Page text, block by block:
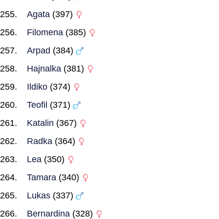
Agata (397)
Filomena (385)
Arpad (384)
Hajnalka (381)
Ildiko (374)
Teofil (371)
Katalin (367)
Radka (364)
Lea (350)
Tamara (340)
Lukas (337)
Bernardina (328)